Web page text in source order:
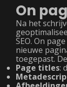
On
Na het
SEO. On
nieuwe
toegepast.
Page titles: